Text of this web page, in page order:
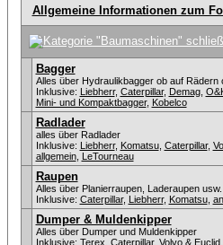
Allgemeine Informationen zum
Bagger
Alles über Hydraulikbagger ob auf Rädern
Inklusive: Liebherr, Caterpillar, Demag,
Mini- und Kompaktbagger, Kobelco
Radlader
alles über Radlader
Inklusive: Liebherr, Komatsu, Caterpillar,
allgemein, LeTourneau
Raupen
Alles über Planierraupen, Laderaupen usw.
Inklusive: Caterpillar, Liebherr, Komatsu,
Dumper & Muldenkipper
Alles über Dumper und Muldenkipper
Inklusive: Terex Caterpillar, Volvo & Euclid,